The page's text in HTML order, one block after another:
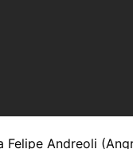
Andreoli